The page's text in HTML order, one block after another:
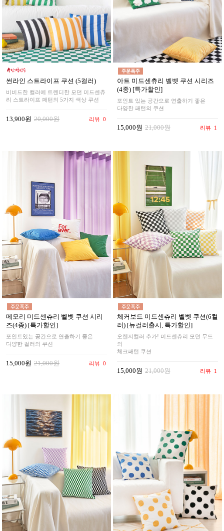
썬라인 스트라이프 쿠션 (5컬러)
비비드한 컬러에 트렌디한 모던 미드센츄
리 스트라이프 패턴의 5가지 색상 쿠션
13,900원 20,000원 리뷰 0
아트 미드센츄리 벨벳 쿠션 시리즈
(4종) [특가할인]
포인트 있는 공간으로 연출하기 좋은
다양한 패턴의 쿠션
15,000원 21,000원 리뷰 1
메모리 미드센츄리 벨벳 쿠션 시리
즈(4종) [특가할인]
포인트있는 공간으로 연출하기 좋은
다양한 컬러의 쿠션
15,000원 21,000원 리뷰 0
체커보드 미드센츄리 벨벳 쿠션(6컬
러) [뉴컬러출시, 특가할인]
오렌지컬러 추가! 미드센츄리 모던 무드
의
체크패턴 쿠션
15,000원 21,000원 리뷰 1